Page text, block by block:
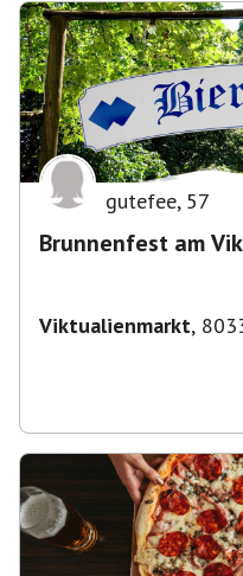
gutefee, 57
Brunnenfest am
Viktualienmarkt,